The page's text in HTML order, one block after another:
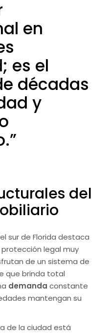
en
es el
décadas
y
del
sur de Florida destaca
legal muy
de un sistema de
que brinda total
demanda constante
mantengan su
de la ciudad está